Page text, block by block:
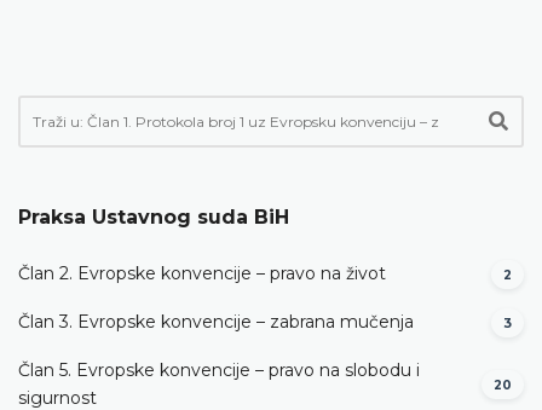
Praksa Ustavnog suda BiH
Član 2. Evropske konvencije – pravo na život 2
Član 3. Evropske konvencije – zabrana mučenja 3
Član 5. Evropske konvencije – pravo na slobodu i
sigurnost
20